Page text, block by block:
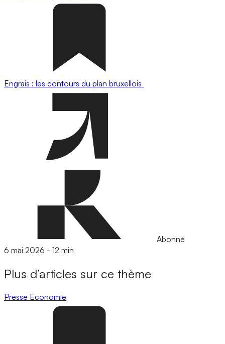
Engrais : les contours du plan bruxellois
Abonné
6 mai 2026 - 12 min
Plus d’articles sur ce thème
Presse Economie